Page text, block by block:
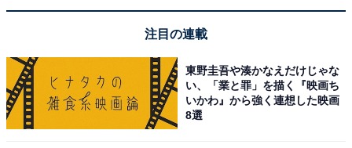
Pioneer「TVM-FW1100-2-B」
注目の連載
東野圭吾や湊かなえだけじゃな
い、「業と罪」を描く『映画ち
いかわ』から強く連想した映画
8選